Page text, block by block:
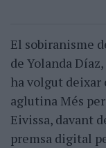
El sobiranisme
de Yolanda
ha volgut deixar
aglutina Més
Eivissa, davant
premsa digital